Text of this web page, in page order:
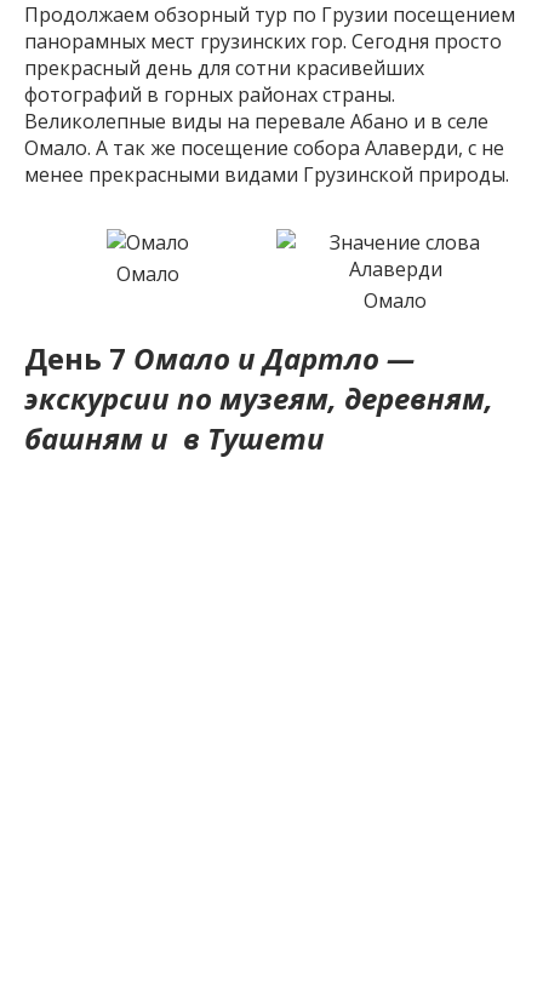
Продолжаем обзорный тур по Грузии посещением
панорамных мест грузинских гор. Сегодня просто
прекрасный день для сотни красивейших
фотографий в горных районах страны.
Великолепные виды на перевале Абано и в селе
Омало. А так же посещение собора Алаверди, с не
менее прекрасными видами Грузинской природы.
Омало
Омало
День 7 Омало и Дартло —
экскурсии по музеям, деревням,
башням и в Тушети